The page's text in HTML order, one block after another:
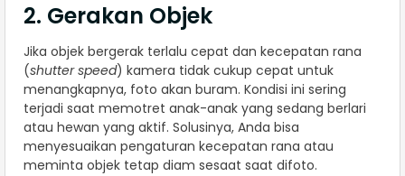
2. Gerakan Objek
Jika objek bergerak terlalu cepat dan kecepatan rana
(shutter speed) kamera tidak cukup cepat untuk
menangkapnya, foto akan buram. Kondisi ini sering
terjadi saat memotret anak-anak yang sedang berlari
atau hewan yang aktif. Solusinya, Anda bisa
menyesuaikan pengaturan kecepatan rana atau
meminta objek tetap diam sesaat saat difoto.